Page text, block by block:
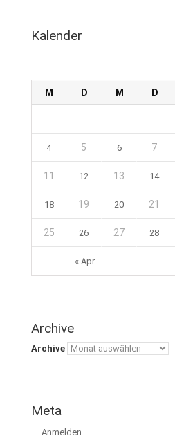
Kalender
M D M D
« Apr
4 5 6 7
11 12 13 14
18 19 20 21
25 26 27 28
Archive
Archive
Meta
Anmelden